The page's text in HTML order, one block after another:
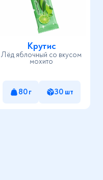
Крутис
Лёд яблочный со вкусом
мохито
80 г 30 шт